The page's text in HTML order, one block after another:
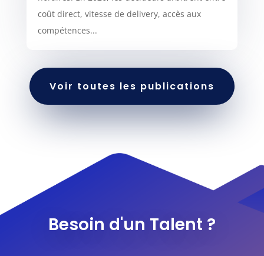
coût direct, vitesse de delivery, accès aux
compétences...
Voir toutes les publications
Besoin d'un Talent ?